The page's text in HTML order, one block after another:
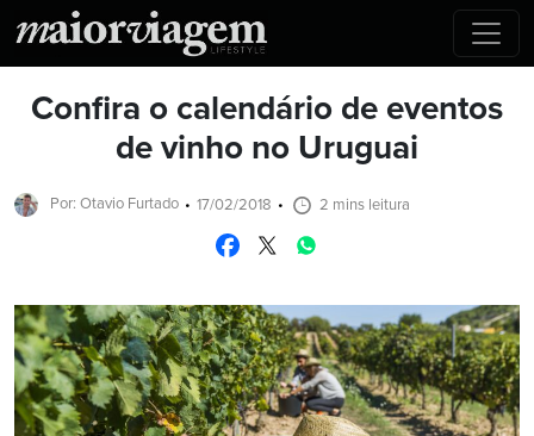
Confira o calendário de eventos
de vinho no Uruguai
Por: Otavio Furtado 17/02/2018 2 mins leitura